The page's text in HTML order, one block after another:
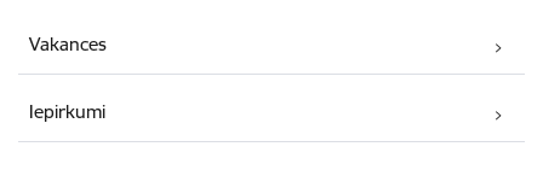
Vakances
Iepirkumi